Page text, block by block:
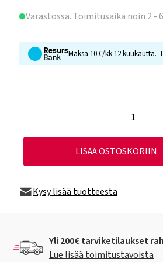
Varastossa. Toimitusaika noin 2 -
Maksa 10 €/kk 12 kuukautta.
LISÄÄ OSTOSKORIIN
Kysy lisää tuotteesta
Yli 200€ tarviketilaukset
Lue lisää toimitustavoista